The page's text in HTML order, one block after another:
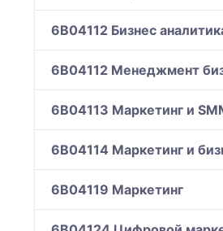
6B04112 Бизнес
6B04112 Менеджмент
6B04113 Маркетинг и
6B04114 Маркетинг и
6B04119 Маркетинг